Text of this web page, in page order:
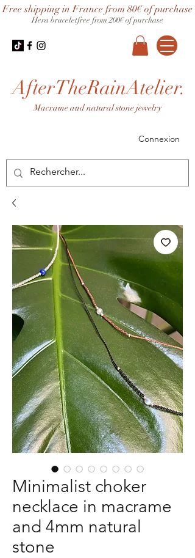
AfterTheRainAtelier.
Macrame and natural stone jewelry
Connexion
Free shipping in France from 80€ of purchase
Hera braceletfree from 200€ of purchase
Minimalist choker
necklace in macrame
and 4mm natural
stone